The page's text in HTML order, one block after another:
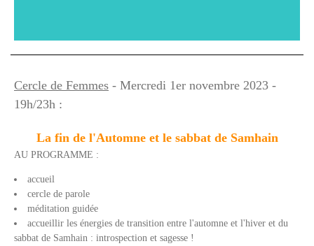
Cercle de Femmes - Mercredi 1er novembre 2023 -
19h/23h :
La fin de l'Automne et le sabbat de Samhain
AU PROGRAMME :
accueil
cercle de parole
méditation guidée
accueillir les énergies de transition entre l'automne et l'hiver et du
sabbat de Samhain : introspection et sagesse !